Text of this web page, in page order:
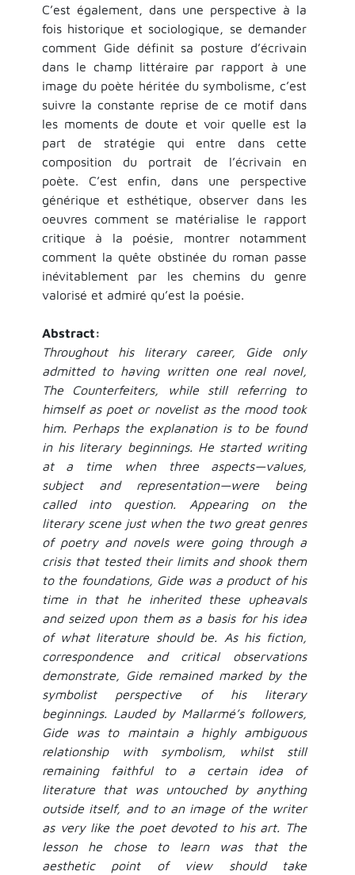
C’est également, dans une perspective à la
fois historique et sociologique, se demander
comment Gide définit sa posture d’écrivain
dans le champ littéraire par rapport à une
image du poète héritée du symbolisme, c’est
suivre la constante reprise de ce motif dans
les moments de doute et voir quelle est la
part de stratégie qui entre dans cette
composition du portrait de l’écrivain en
poète. C’est enfin, dans une perspective
générique et esthétique, observer dans les
oeuvres comment se matérialise le rapport
critique à la poésie, montrer notamment
comment la quête obstinée du roman passe
inévitablement par les chemins du genre
valorisé et admiré qu’est la poésie.
Abstract:
Throughout his literary career, Gide only
admitted to having written one real novel,
The Counterfeiters, while still referring to
himself as poet or novelist as the mood took
him. Perhaps the explanation is to be found
in his literary beginnings. He started writing
at a time when three aspects—values,
subject and representation—were being
called into question. Appearing on the
literary scene just when the two great genres
of poetry and novels were going through a
crisis that tested their limits and shook them
to the foundations, Gide was a product of his
time in that he inherited these upheavals
and seized upon them as a basis for his idea
of what literature should be. As his fiction,
correspondence and critical observations
demonstrate, Gide remained marked by the
symbolist perspective of his literary
beginnings. Lauded by Mallarmé’s followers,
Gide was to maintain a highly ambiguous
relationship with symbolism, whilst still
remaining faithful to a certain idea of
literature that was untouched by anything
outside itself, and to an image of the writer
as very like the poet devoted to his art. The
lesson he chose to learn was that the
aesthetic point of view should take